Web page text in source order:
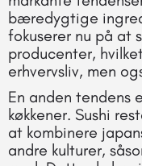
bæredygtige
fokuserer nu på at
producenter,
erhvervsliv, men
En anden tendens
køkkener. Sushi
at kombinere
andre kulturer,